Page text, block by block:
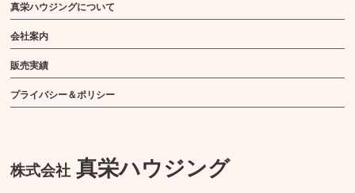
真栄ハウジングについて
会社案内
販売実績
プライバシー＆ポリシー
株式会社 真栄ハウジング